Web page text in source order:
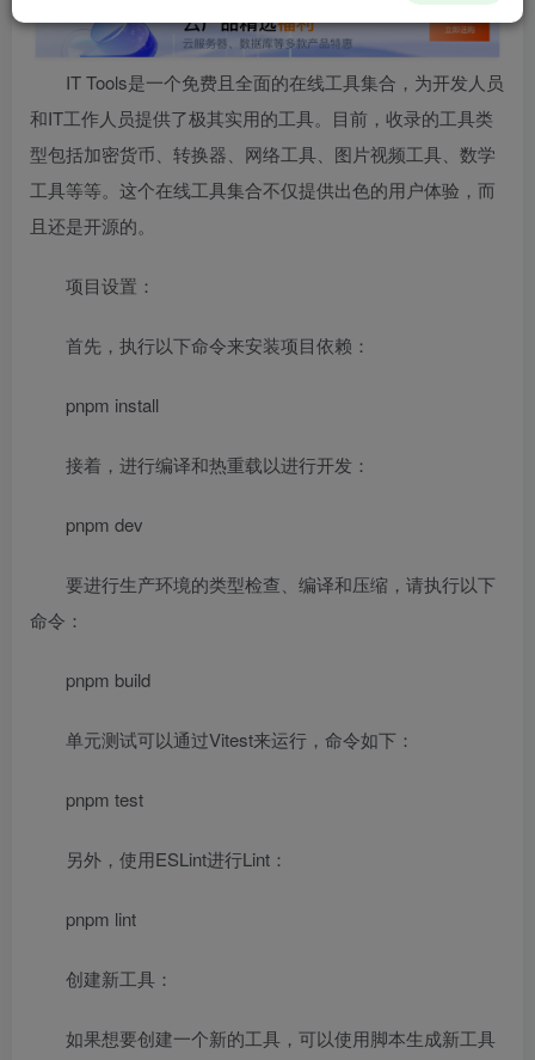
IT Tools是一个免费且全面的在线工具集合，为开发人员
和IT工作人员提供了极其实用的工具。目前，收录的工具类
型包括加密货币、转换器、网络工具、图片视频工具、数学
工具等等。这个在线工具集合不仅提供出色的用户体验，而
且还是开源的。
项目设置：
首先，执行以下命令来安装项目依赖：
pnpm install
接着，进行编译和热重载以进行开发：
pnpm dev
要进行生产环境的类型检查、编译和压缩，请执行以下
命令：
pnpm build
单元测试可以通过Vitest来运行，命令如下：
pnpm test
另外，使用ESLint进行Lint：
pnpm lint
创建新工具：
如果想要创建一个新的工具，可以使用脚本生成新工具